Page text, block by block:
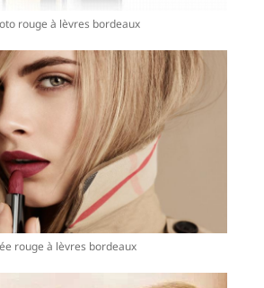
rouge à lèvres bordeaux
rouge à lèvres bordeaux